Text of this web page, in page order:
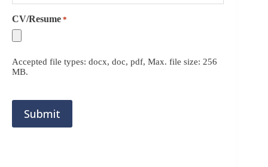
CV/Resume *
Accepted file types: docx, doc, pdf, Max. file size: 256
MB.